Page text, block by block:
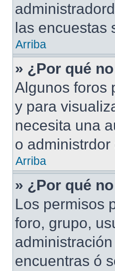
las encuestas
Arriba
» ¿Por qué
Algunos foros
y para
necesita una
o
Arriba
» ¿Por qué
Los permisos
foro, grupo,
encuentras ó